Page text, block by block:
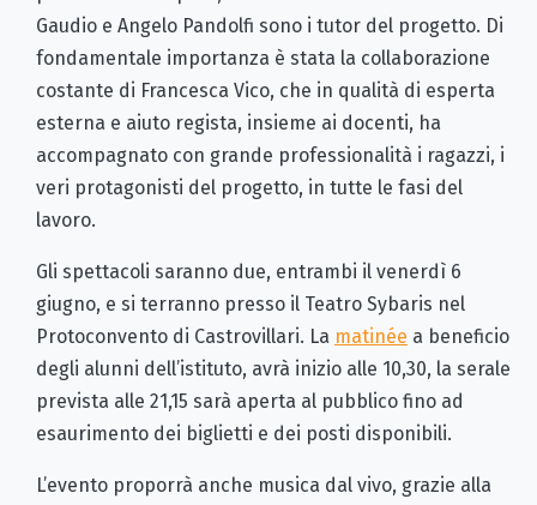
Gaudio e Angelo Pandolfi sono i tutor del progetto. Di
fondamentale importanza è stata la collaborazione
costante di Francesca Vico, che in qualità di esperta
esterna e aiuto regista, insieme ai docenti, ha
accompagnato con grande professionalità i ragazzi, i
veri protagonisti del progetto, in tutte le fasi del
lavoro.
Gli spettacoli saranno due, entrambi il venerdì 6
giugno, e si terranno presso il Teatro Sybaris nel
Protoconvento di Castrovillari. La matinée a beneficio
degli alunni dell’istituto, avrà inizio alle 10,30, la serale
prevista alle 21,15 sarà aperta al pubblico fino ad
esaurimento dei biglietti e dei posti disponibili.
L’evento proporrà anche musica dal vivo, grazie alla